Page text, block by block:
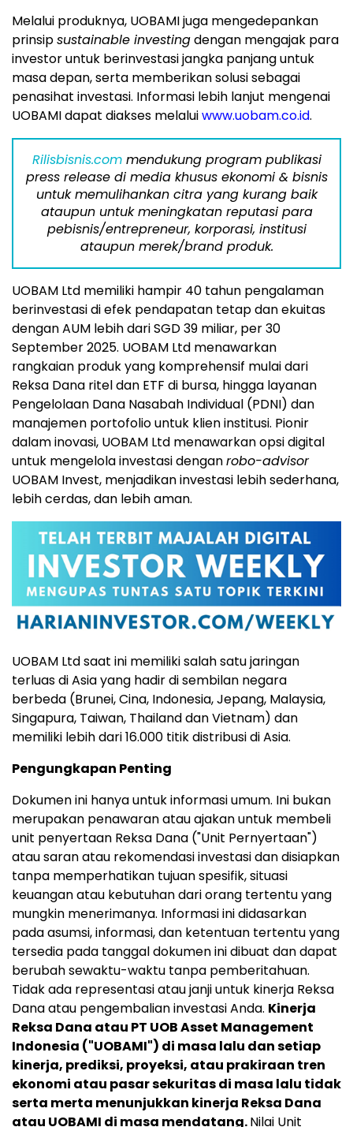
Melalui produknya, UOBAMI juga mengedepankan
prinsipsustainable investingdengan mengajak para
investor untuk berinvestasi jangka panjang untuk
masa depan, serta memberikan solusi sebagai
penasihat investasi. Informasi lebih lanjut mengenai
UOBAMI dapat diakses melaluiwww.uobam.co.id.
Rilisbisnis.commendukung program publikasi
press release di media khusus ekonomi & bisnis
untuk memulihankan citra yang kurang baik
ataupun untuk meningkatan reputasi para
pebisnis/entrepreneur, korporasi, institusi
ataupun merek/brand produk.
UOBAM Ltd memiliki hampir 40 tahun pengalaman
berinvestasi di efek pendapatan tetap dan ekuitas
dengan AUM lebih dariSGD 39 miliar, per30
September 2025. UOBAM Ltd menawarkan
rangkaian produk yang komprehensif mulai dari
Reksa Dana ritel dan ETF di bursa, hingga layanan
Pengelolaan Dana Nasabah Individual (PDNI) dan
manajemen portofolio untuk klien institusi. Pionir
dalam inovasi, UOBAM Ltd menawarkan opsi digital
untuk mengelola investasi denganrobo-advisor
UOBAM Invest, menjadikan investasi lebih sederhana,
lebih cerdas, dan lebih aman.
UOBAM Ltd saat ini memiliki salah satu jaringan
terluas diAsiayang hadir di sembilan negara
berbeda (Brunei, Cina, Indonesia, Jepang, Malaysia,
Singapura, Taiwan, ThailanddanVietnam) dan
memiliki lebih dari 16.000 titik distribusi diAsia.
Pengungkapan Penting
Dokumen ini hanya untuk informasi umum. Ini bukan
merupakan penawaran atau ajakan untuk membeli
unit penyertaan Reksa Dana ("Unit Pernyertaan")
atau saran atau rekomendasi investasi dan disiapkan
tanpa memperhatikan tujuan spesifik, situasi
keuangan atau kebutuhan dari orang tertentu yang
mungkin menerimanya. Informasi ini didasarkan
pada asumsi, informasi, dan ketentuan tertentu yang
tersedia pada tanggal dokumen ini dibuat dan dapat
berubah sewaktu-waktu tanpa pemberitahuan.
Tidak ada representasi atau janji untuk kinerja Reksa
Dana atau pengembalian investasi Anda. Kinerja
Reksa Dana atau PT UOB Asset Management
Indonesia ("UOBAMI") di masa lalu dan setiap
kinerja, prediksi, proyeksi, atau prakiraan tren
ekonomi atau pasar sekuritas di masa lalu tidak
serta merta menunjukkan kinerja Reksa Dana
atau UOBAMI di masa mendatang.Nilai Unit